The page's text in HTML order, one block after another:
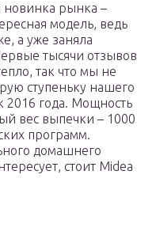
новинка рынка –
модель, ведь
а уже заняла
тысячи отзывов
так что мы не
ступеньку нашего
2016 года. Мощность
вес выпечки – 1000
программ.
домашнего
стоит Midea